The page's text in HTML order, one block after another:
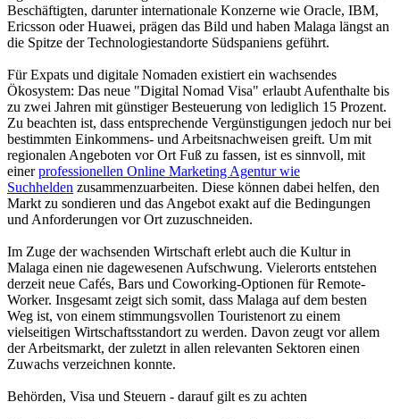
Beschäftigten, darunter internationale Konzerne wie Oracle, IBM,
Ericsson oder Huawei, prägen das Bild und haben Malaga längst an
die Spitze der Technologiestandorte Südspaniens geführt.
Für Expats und digitale Nomaden existiert ein wachsendes
Ökosystem: Das neue "Digital Nomad Visa" erlaubt Aufenthalte bis
zu zwei Jahren mit günstiger Besteuerung von lediglich 15 Prozent.
Zu beachten ist, dass entsprechende Vergünstigungen jedoch nur bei
bestimmten Einkommens- und Arbeitsnachweisen greift. Um mit
regionalen Angeboten vor Ort Fuß zu fassen, ist es sinnvoll, mit
einerprofessionellen Online Marketing Agentur wie
Suchhelden zusammenzuarbeiten. Diese können dabei helfen, den
Markt zu sondieren und das Angebot exakt auf die Bedingungen
und Anforderungen vor Ort zuzuschneiden.
Im Zuge der wachsenden Wirtschaft erlebt auch die Kultur in
Malaga einen nie dagewesenen Aufschwung. Vielerorts entstehen
derzeit neue Cafés, Bars und Coworking-Optionen für Remote-
Worker. Insgesamt zeigt sich somit, dass Malaga auf dem besten
Weg ist, von einem stimmungsvollen Touristenort zu einem
vielseitigen Wirtschaftsstandort zu werden. Davon zeugt vor allem
der Arbeitsmarkt, der zuletzt in allen relevanten Sektoren einen
Zuwachs verzeichnen konnte.
Behörden, Visa und Steuern - darauf gilt es zu achten